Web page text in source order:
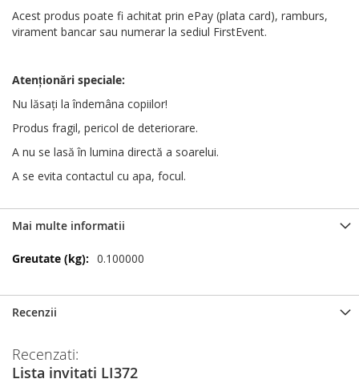
Acest produs poate fi achitat prin ePay (plata card), ramburs,
virament bancar sau numerar la sediul FirstEvent.
Atenționări speciale:
Nu lăsați la îndemâna copiilor!
Produs fragil, pericol de deteriorare.
A nu se lasă în lumina directă a soarelui.
A se evita contactul cu apa, focul.
Mai multe informatii
Mai
0.100000
Recenzii
Recenzati:
Lista invitati LI372